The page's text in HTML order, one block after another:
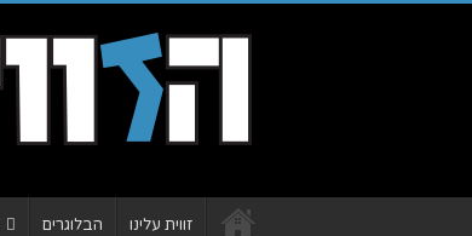
זווית עלינו הבלוגרים